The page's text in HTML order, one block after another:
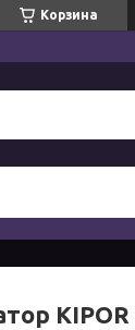
Корзина
KIPOR